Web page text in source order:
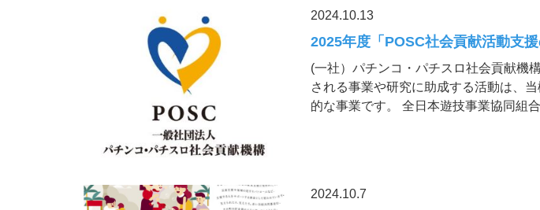
2024.10.13
2025年度「POSC社会貢献活動支
(一社）パチンコ・パチスロ社会貢献機
される事業や研究に助成する活動は、
的な事業です。 全日本遊技事業協同組
2024.10.7